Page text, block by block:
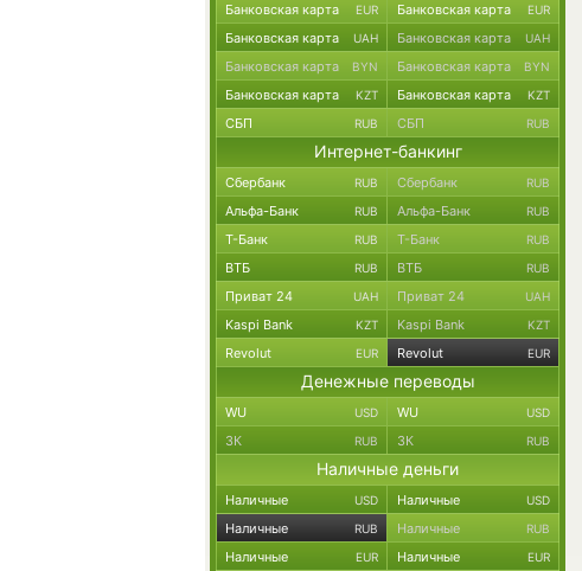
Банковская карта EUR Банковская карта EUR
Банковская карта UAH Банковская карта UAH
Банковская карта BYN Банковская карта BYN
Банковская карта KZT Банковская карта KZT
СБП RUB СБП RUB
Интернет-банкинг
Сбербанк RUB Сбербанк RUB
Альфа-Банк RUB Альфа-Банк RUB
Т-Банк RUB Т-Банк RUB
ВТБ RUB ВТБ RUB
Приват 24 UAH Приват 24 UAH
Kaspi Bank KZT Kaspi Bank KZT
Revolut EUR Revolut EUR
Денежные переводы
WU USD WU USD
ЗК RUB ЗК RUB
Наличные деньги
Наличные USD Наличные USD
Наличные RUB Наличные RUB
Наличные EUR Наличные EUR